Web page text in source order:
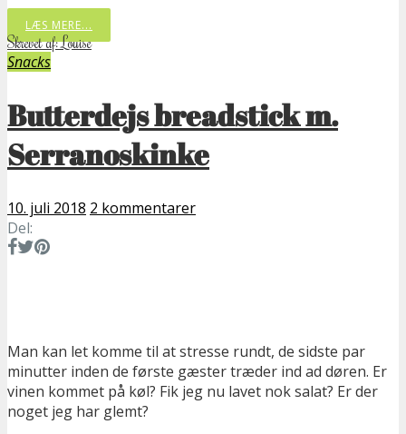
LÆS MERE...
Skrevet af: Louise
Snacks
Butterdejs breadstick m.
Serranoskinke
10. juli 2018 2 kommentarer
Del:
Man kan let komme til at stresse rundt, de sidste par
minutter inden de første gæster træder ind ad døren. Er
vinen kommet på køl? Fik jeg nu lavet nok salat? Er der
noget jeg har glemt?